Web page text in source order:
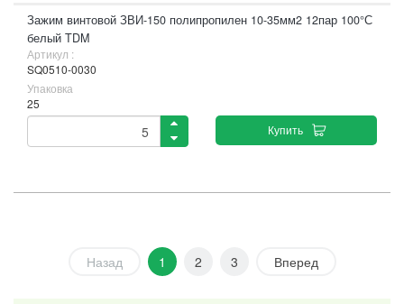
Зажим винтовой ЗВИ-150 полипропилен 10-35мм2 12пар 100°С
белый TDM
Артикул :
SQ0510-0030
Упаковка
25
Купить
Назад 1 2 3 Вперед